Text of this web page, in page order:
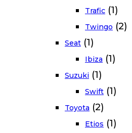
Trafic (1)
Twingo (2)
Seat (1)
Ibiza (1)
Suzuki (1)
Swift (1)
Toyota (2)
Etios (1)